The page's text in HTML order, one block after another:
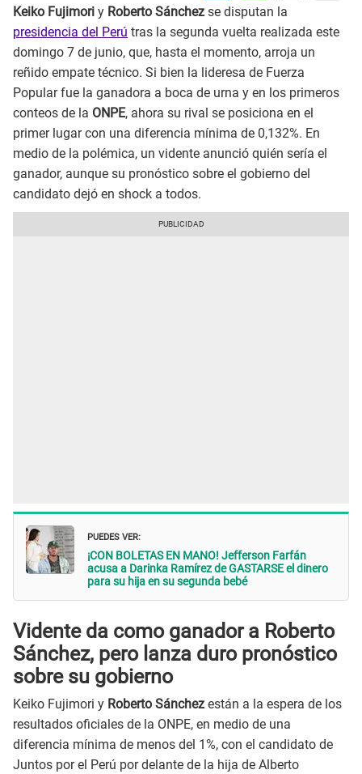
Keiko Fujimori y Roberto Sánchez se disputan la
presidencia del Perú tras la segunda vuelta realizada este
domingo 7 de junio, que, hasta el momento, arroja un
reñido empate técnico. Si bien la lideresa de Fuerza
Popular fue la ganadora a boca de urna y en los primeros
conteos de la ONPE, ahora su rival se posiciona en el
primer lugar con una diferencia mínima de 0,132%. En
medio de la polémica, un vidente anunció quién sería el
ganador, aunque su pronóstico sobre el gobierno del
candidato dejó en shock a todos.
PUEDES VER:
¡CON BOLETAS EN MANO! Jefferson Farfán
acusa a Darinka Ramírez de GASTARSE el dinero
para su hija en su segunda bebé
Vidente da como ganador a Roberto
Sánchez, pero lanza duro pronóstico
sobre su gobierno
Keiko Fujimori y Roberto Sánchez están a la espera de los
resultados oficiales de la ONPE, en medio de una
diferencia mínima de menos del 1%, con el candidato de
Juntos por el Perú por delante de la hija de Alberto